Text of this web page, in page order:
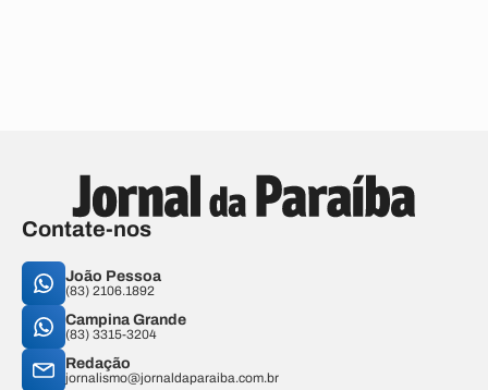
Contate-nos
João Pessoa
(83) 2106.1892
Campina Grande
(83) 3315-3204
Redação
jornalismo@jornaldaparaiba.com.br